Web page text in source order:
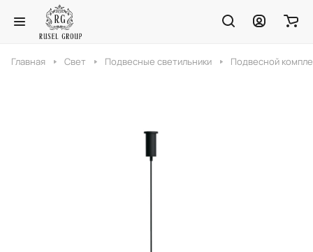
Главная Свет Подвесные светильники Подвесной